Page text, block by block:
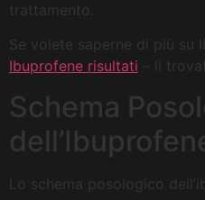
trattamento.
Se volete saperne di più su
Ibuprofene risultati – lì
Schema
Lo schema posologico